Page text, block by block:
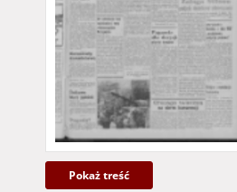
Pokaż treść